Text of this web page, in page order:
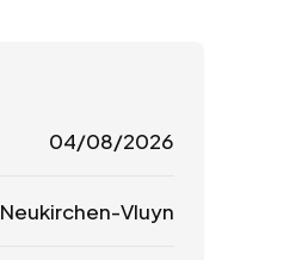
04/08/2026
Neukirchen-Vluyn